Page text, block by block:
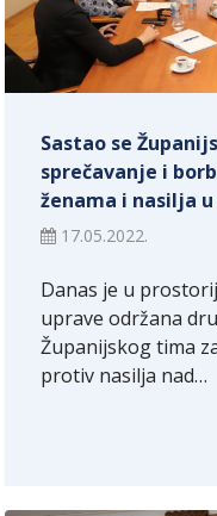
Sastao se
sprečavanje i
ženama i nasilja
17.05.2022.
Danas je u
uprave održana
Županijskog tima
protiv nasilja nad…